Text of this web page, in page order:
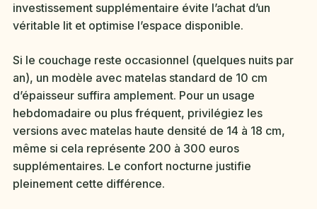
investissement supplémentaire évite l’achat d’un
véritable lit et optimise l’espace disponible.
Si le couchage reste occasionnel (quelques nuits par
an), un modèle avec matelas standard de 10 cm
d’épaisseur suffira amplement. Pour un usage
hebdomadaire ou plus fréquent, privilégiez les
versions avec matelas haute densité de 14 à 18 cm,
même si cela représente 200 à 300 euros
supplémentaires. Le confort nocturne justifie
pleinement cette différence.